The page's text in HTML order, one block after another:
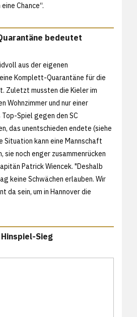
Chance“.
bedeutet
aus der eigenen
Komplett-Quarantäne für die
Zuletzt mussten die Kieler im
Wohnzimmer und nur einer
Spiel gegen den SC
das unentschieden endete (siehe
Situation kann eine Mannschaft
sie noch enger zusammenrücken
Patrick Wiencek. "Deshalb
keine Schwächen erlauben. Wir
da sein, um in Hannover die
Sieg